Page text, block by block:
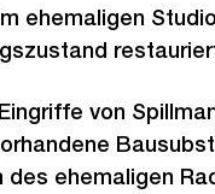
ehemaligen
von
ehemaligen